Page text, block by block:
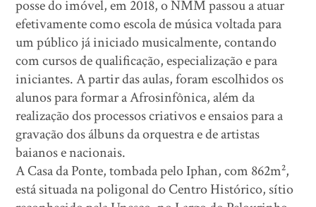
posse do imóvel, em 2018, o NMM passou a atuar
efetivamente como escola de música voltada para
um público já iniciado musicalmente, contando
com cursos de qualificação, especialização e para
iniciantes. A partir das aulas, foram escolhidos os
alunos para formar a Afrosinfônica, além da
realização dos processos criativos e ensaios para a
gravação dos álbuns da orquestra e de artistas
baianos e nacionais.
A Casa da Ponte, tombada pelo Iphan, com 862m²,
está situada na poligonal do Centro Histórico, sítio